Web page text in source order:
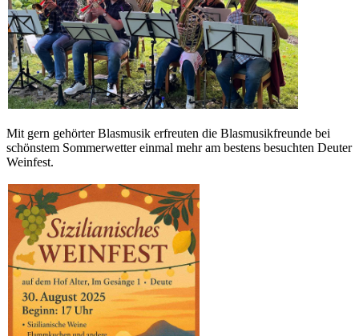
Mit gern gehörter Blasmusik erfreuten die Blasmusikfreunde bei
schönstem Sommerwetter einmal mehr am bestens besuchten Deuter
Weinfest.